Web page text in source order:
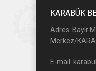
KARABÜK
Adres: Bayır
Merkez/
E-mail: